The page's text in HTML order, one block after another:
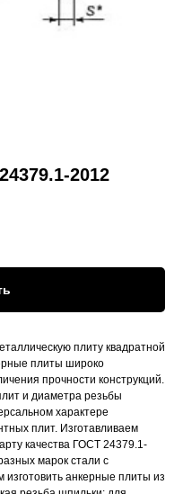
2012
плиту квадратной
плиты широко
прочности конструкций.
и диаметра резьбы
характере
плит. Изготавливаем
качества ГОСТ 24379.1-
марок стали с
анкерные плиты из